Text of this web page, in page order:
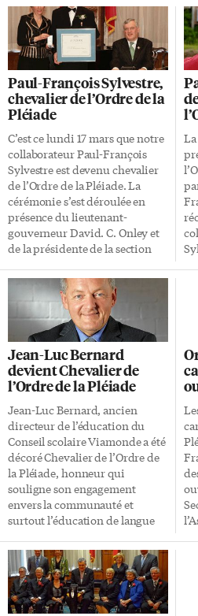
Paul-François Sylvestre,
chevalier de l’Ordre de la
Pléiade
C’est ce lundi 17 mars que notre
collaborateur Paul-François
Sylvestre est devenu chevalier
de l’Ordre de la Pléiade. La
cérémonie s’est déroulée en
présence du lieutenant-
gouverneur David. C. Onley et
de la présidente de la section
parlementaire de la
Francophonie, la députée néo-
démocrate France Gélinas. En
présentant M. Sylvestre comme
écrivain et critique littéraire, le
chef du protocole John
Anderson a dit: «Voici une
personne inspirante et
passionnée. On a rarement vu
une personne faire autant pour
faire avancer, pour défendre et
pour protéger le fait français en
Ontario. En tant qu’auteur, il
s’intéresse à tout: à […]
Jean-Luc Bernard
devient Chevalier de
l’Ordre de la Pléiade
Jean-Luc Bernard, ancien
directeur de l’éducation du
Conseil scolaire Viamonde a été
décoré Chevalier de l’Ordre de
la Pléiade, honneur qui
souligne son engagement
envers la communauté et
surtout l’éducation de langue
éducation, il a été actif tant
auprès des écoles, du Conseil
que du ministère de l’éducation
et bien entendu au sein de la